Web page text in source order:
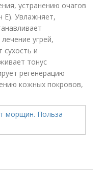
устранению очагов
Е). Увлажняет,
угрей,
сухость и
тонус
регенерацию
кожных покровов,